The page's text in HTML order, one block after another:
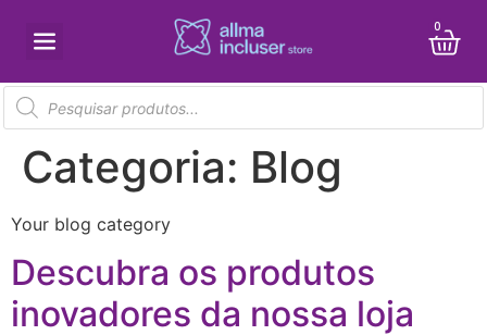
0
Categoria: Blog
Your blog category
Descubra os produtos
inovadores da nossa loja